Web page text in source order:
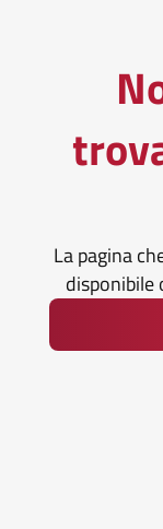
La pagina
disponibile